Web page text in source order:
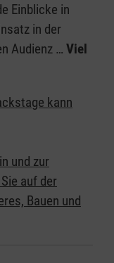
Einblicke in
in der
Audienz … Viel
kann
und zur
auf der
Bauen und